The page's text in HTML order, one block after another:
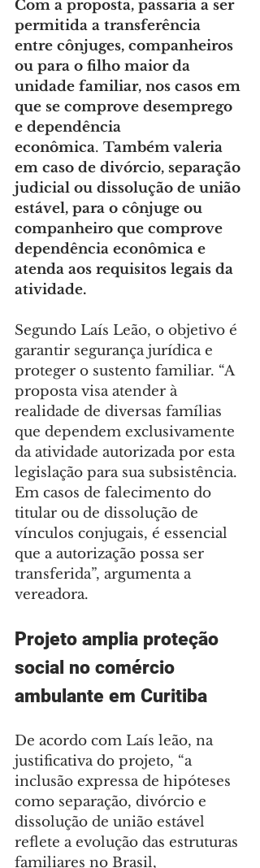
Com a proposta, passaria a ser
permitida a transferência
entre cônjuges, companheiros
ou para o filho maior da
unidade familiar, nos casos em
que se comprove desemprego
e dependência
econômica. Também valeria
em caso de divórcio, separação
judicial ou dissolução de união
estável, para o cônjuge ou
companheiro que comprove
dependência econômica e
atenda aos requisitos legais da
atividade.
Segundo Laís Leão, o objetivo é
garantir segurança jurídica e
proteger o sustento familiar. “A
proposta visa atender à
realidade de diversas famílias
que dependem exclusivamente
da atividade autorizada por esta
legislação para sua subsistência.
Em casos de falecimento do
titular ou de dissolução de
vínculos conjugais, é essencial
que a autorização possa ser
transferida”, argumenta a
vereadora.
Projeto amplia proteção
social no comércio
ambulante em Curitiba
De acordo com Laís leão, na
justificativa do projeto, “a
inclusão expressa de hipóteses
como separação, divórcio e
dissolução de união estável
reflete a evolução das estruturas
familiares no Brasil,